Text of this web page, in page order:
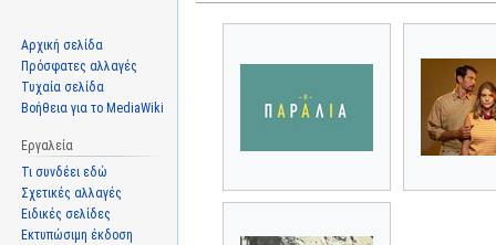
Αρχική σελίδα
Πρόσφατες αλλαγές
Τυχαία σελίδα
Βοήθεια για το MediaWiki
Εργαλεία
Τι συνδέει εδώ
Σχετικές αλλαγές
Ειδικές σελίδες
Εκτυπώσιμη έκδοση